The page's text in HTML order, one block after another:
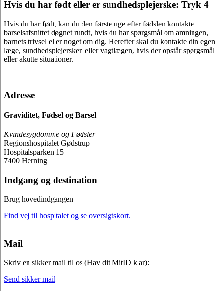
Hvis du har født eller er sundhedsplejerske: Tryk 4
Hvis du har født, kan du den første uge efter fødslen kontakte
barselsafsnittet døgnet rundt, hvis du har spørgsmål om amningen,
barnets trivsel eller noget om dig. Herefter skal du kontakte din egen
læge, sundhedsplejersken eller vagtlægen, hvis der opstår spørgsmål
eller akutte situationer.
Adresse
Graviditet, Fødsel og Barsel
Kvindesygdomme og Fødsler
Regionshospitalet Gødstrup
Hospitalsparken 15
7400 Herning
Indgang og destination
Brug hovedindgangen
Find vej til hospitalet og se oversigtskort.
Mail
Skriv en sikker mail til os (Hav dit MitID klar):
Send sikker mail